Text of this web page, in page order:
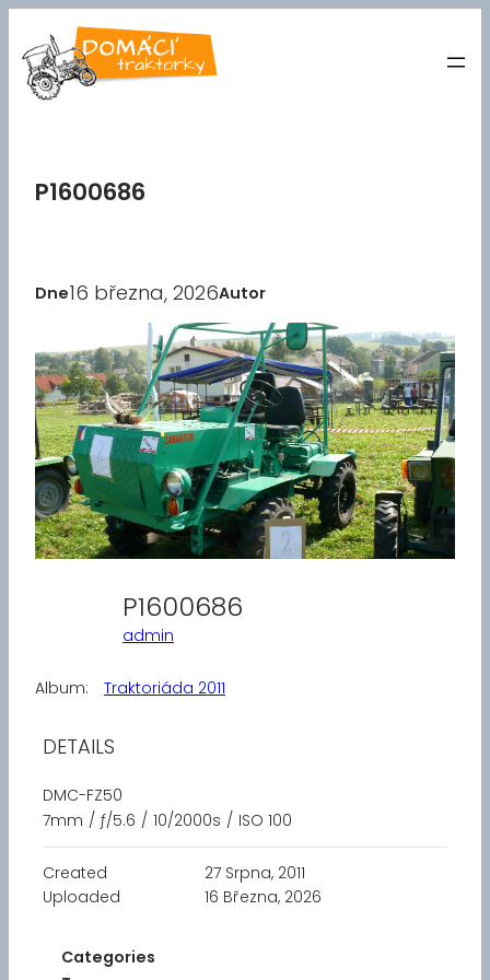
na
obsah
P1600686
Dne16 března, 2026Autor
P1600686
admin
Album: Traktoriáda 2011
DETAILS
DMC-FZ50
7mm / ƒ/5.6 / 10/2000s / ISO 100
Created
27 Srpna, 2011
Uploaded
16 Března, 2026
Categories